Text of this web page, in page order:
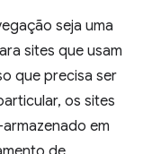
seja uma
sites que usam
que precisa ser
os sites
em